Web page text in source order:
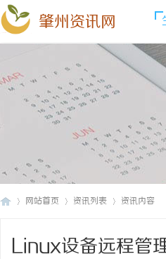
肇州资讯网
网站首页 资讯列表 资讯内容
Linux设备远程管